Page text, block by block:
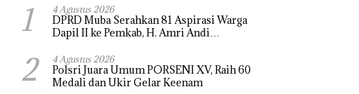
1 4 Agustus 2026
DPRD Muba Serahkan 81 Aspirasi Warga
Dapil II ke Pemkab, H. Amri Andi
2 4 Agustus 2026
Polsri Juara Umum PORSENI XV, Raih 60
Medali dan Ukir Gelar Keenam